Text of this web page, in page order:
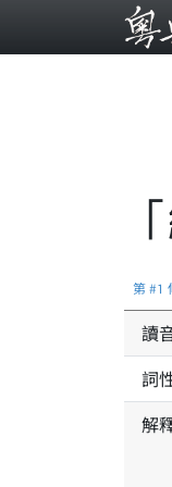
第 #1
讀
詞
解